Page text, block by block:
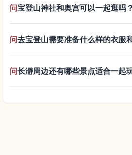
问宝登山神社和奥宫可以一起逛吗？
问去宝登山需要准备什么样的衣服
问长瀞周边还有哪些景点适合一起